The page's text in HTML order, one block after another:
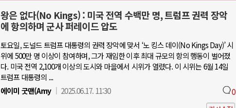
왕은 없다(No Kings) : 미국 전역 수백만 명, 트럼프 권력 장악
에 항의하며 군사 퍼레이드 압도
토요일, 도널드 트럼프 대통령의 권력 장악에 맞서 ‘노 킹스 데이(No Kings Day)’ 시
위에 500만 명 이상이 참여하며, 그가 재임한 이후 최대 규모의 항의 행동이 벌어졌
다. 미국 전역 2,100개 이상의 도시와 마을에서 시위가 열렸다. 이 시위는 6월 14일
트럼프 대통령의 ...
에이미 굿맨(Amy
2025.06.17. 11:30 0